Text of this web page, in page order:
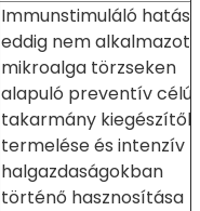
Immunstimuláló
eddig nem alkalmazott
mikroalga törzseken
alapuló preventív célú
takarmány kiegészítők
termelése és intenzív
halgazdaságokban
történő hasznosítása